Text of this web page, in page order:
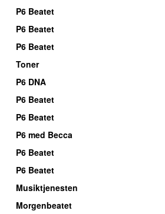
P6 Beatet
P6 Beatet
P6 Beatet
Toner
P6 DNA
P6 Beatet
P6 Beatet
P6 med Becca
P6 Beatet
P6 Beatet
Musiktjenesten
Morgenbeatet